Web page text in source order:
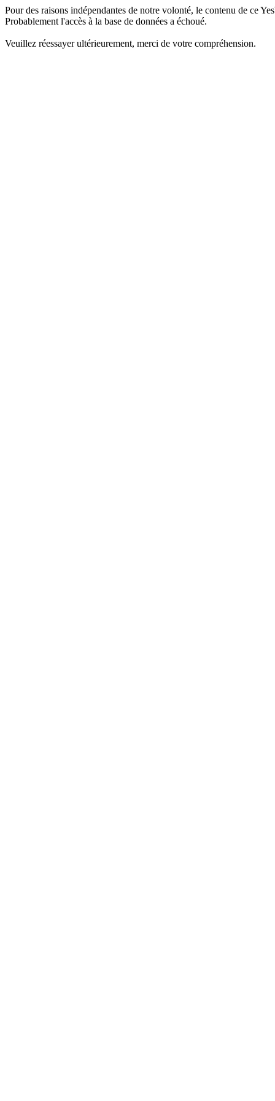
Pour des raisons indépendantes de notre volonté, le contenu de ce
Probablement l'accès à la base de données a échoué.
Veuillez réessayer ultérieurement, merci de votre compréhension.